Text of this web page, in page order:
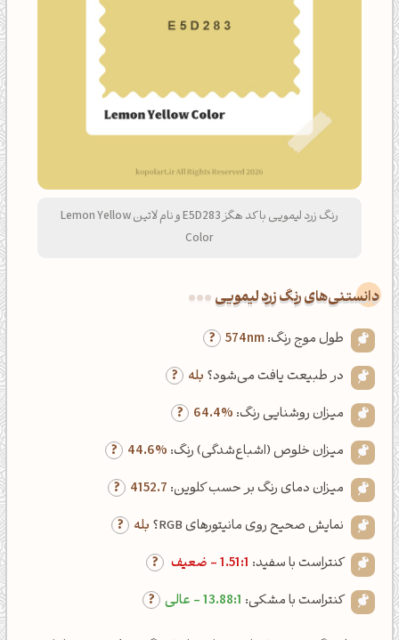
رنگ زرد لیمویی با کد هگز E5D283 و نام لاتین Lemon Yellow
Color
دانستنی‌های رنگ زرد لیمویی
طول موج رنگ:574nm
در طبیعت یافت می‌شود؟ بله
میزان روشنایی رنگ: 64.4%
میزان خلوص (اشباع‌شدگی) رنگ: 44.6%
میزان دمای رنگ بر حسب کلوین: 4152.7
نمایش صحیح روی مانیتورهای RGB؟
بله
کنتراست با سفید: 1.51:1 - ضعیف
کنتراست با مشکی: 13.88:1 - عالی